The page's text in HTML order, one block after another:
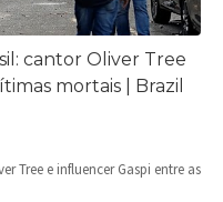
cantor Oliver Tree
mortais | Brazil
Tree e influencer Gaspi entre as